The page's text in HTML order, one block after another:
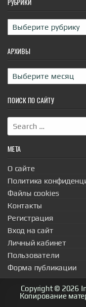
Рубрики
АРХИВЫ
Архивы
ПОИСК ПО САЙТУ
Search
for:
МЕТА
О сайте
Политика
Файлы cookies
Контакты
Регистрация
Вход на сайт
Личный кабинет
Пользователи
Форма публикации
Copyright © 2026
Копирование